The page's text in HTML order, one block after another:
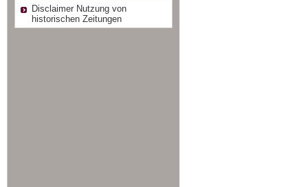
Disclaimer Nutzung von
historischen Zeitungen